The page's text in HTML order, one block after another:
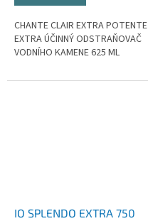
CHANTE CLAIR EXTRA POTENTE
EXTRA ÚČINNÝ ODSTRAŇOVAČ
VODNÍHO KAMENE 625 ML
IO SPLENDO EXTRA 750